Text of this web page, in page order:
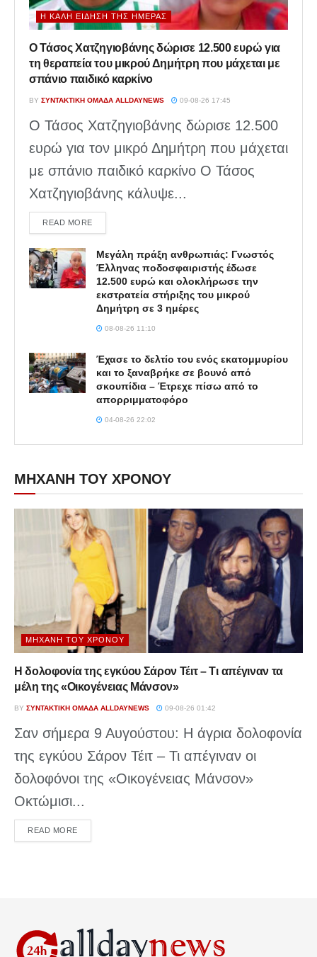
Η ΚΑΛΉ ΕΊΔΗΣΗ ΤΗΣ ΗΜΈΡΑΣ
Ο Τάσος Χατζηγιοβάνης δώρισε 12.500 ευρώ για
τη θεραπεία του μικρού Δημήτρη που μάχεται με
σπάνιο παιδικό καρκίνο
BY ΣΥΝΤΑΚΤΙΚΉ ΟΜΆΔΑ ALLDAYNEWS 09-08-26 17:45
Ο Τάσος Χατζηγιοβάνης δώρισε 12.500
ευρώ για τον μικρό Δημήτρη που μάχεται
με σπάνιο παιδικό καρκίνο Ο Τάσος
Χατζηγιοβάνης κάλυψε...
READ MOREDETAILS
Μεγάλη πράξη ανθρωπιάς: Γνωστός
Έλληνας ποδοσφαιριστής έδωσε
12.500 ευρώ και ολοκλήρωσε την
εκστρατεία στήριξης του μικρού
Δημήτρη σε 3 ημέρες
08-08-26 11:10
Έχασε το δελτίο του ενός εκατομμυρίου
και το ξαναβρήκε σε βουνό από
σκουπίδια – Έτρεχε πίσω από το
απορριμματοφόρο
04-08-26 22:02
ΜΗΧΑΝΗ ΤΟΥ ΧΡΟΝΟΥ
ΜΗΧΑΝΉ ΤΟΥ ΧΡΌΝΟΥ
Η δολοφονία της εγκύου Σάρον Τέιτ – Τι απέγιναν τα
μέλη της «Οικογένειας Μάνσον»
BY ΣΥΝΤΑΚΤΙΚΉ ΟΜΆΔΑ ALLDAYNEWS 09-08-26 01:42
Σαν σήμερα 9 Αυγούστου: Η άγρια δολοφονία
της εγκύου Σάρον Τέιτ – Τι απέγιναν οι
δολοφόνοι της «Οικογένειας Μάνσον»
Οκτώμισι...
READ MOREDETAILS